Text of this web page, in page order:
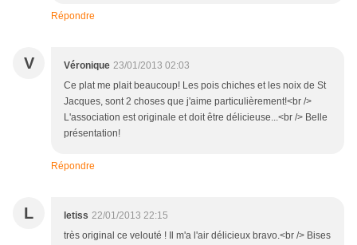
Répondre
V Véronique 23/01/2013 02:03
Ce plat me plait beaucoup! Les pois chiches et les noix de St
Jacques, sont 2 choses que j'aime particulièrement!<br />
L'association est originale et doit être délicieuse...<br /> Belle
présentation!
Répondre
L letiss 22/01/2013 22:15
très original ce velouté ! Il m'a l'air délicieux bravo.<br /> Bises